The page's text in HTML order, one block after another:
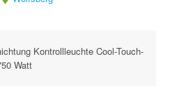
Kontrollleuchte Cool-Touch-
Watt